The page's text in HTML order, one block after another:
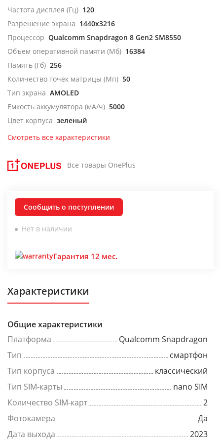
Частота дисплея (Гц) 120
Разрешение экрана 1440x3216
Процессор Qualcomm Snapdragon 8 Gen2 SM8550
Объем оперативной памяти (Мб) 16384
Память (Гб) 256
Количество точек матрицы (Мп) 50
Тип экрана AMOLED
Емкость аккумулятора (мА/ч) 5000
Цвет корпуса зеленый
Смотреть все характеристики
Все товары OnePlus
Сообщить о поступлении
Нет в наличии
Гарантия 12 мес.
Характеристики
Общие характеристики
Платформа
Qualcomm Snapdragon
Тип
смартфон
Тип корпуса
классический
Тип SIM-карты
nano SIM
Количество SIM-карт
2
Фотокамера
Да
Дата выхода
2023